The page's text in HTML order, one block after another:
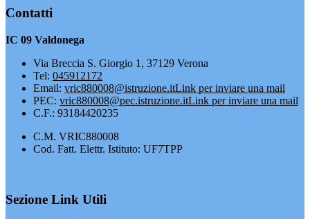
Contatti
IC 09 Valdonega
Via Breccia S. Giorgio 1, 37129 Verona
Tel: 045912172
Email: vric880008@istruzione.itLink per inviare una mail
PEC: vric880008@pec.istruzione.itLink per inviare una mail
C.F.: 93184420235
C.M. VRIC880008
Cod. Fatt. Elettr. Istituto: UF7TPP
Sezione Link Utili